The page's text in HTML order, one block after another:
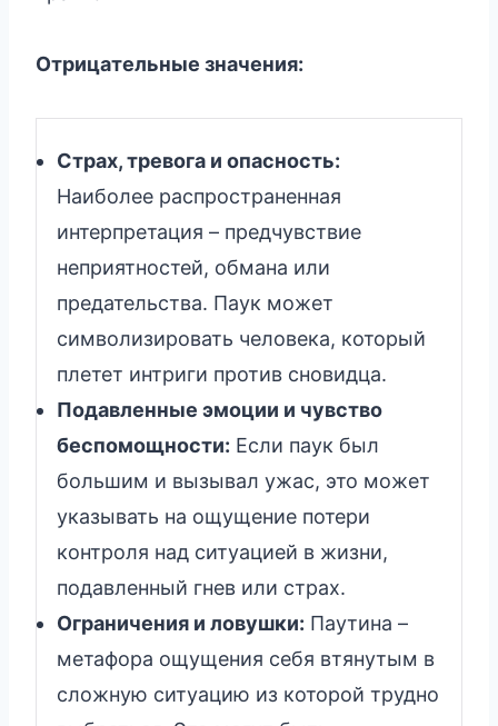
Отрицательные значения:
Страх, тревога и опасность:
Наиболее распространенная
интерпретация – предчувствие
неприятностей, обмана или
предательства. Паук может
символизировать человека, который
плетет интриги против сновидца.
Подавленные эмоции и чувство
беспомощности: Если паук был
большим и вызывал ужас, это может
указывать на ощущение потери
контроля над ситуацией в жизни,
подавленный гнев или страх.
Ограничения и ловушки: Паутина –
метафора ощущения себя втянутым в
сложную ситуацию из которой трудно